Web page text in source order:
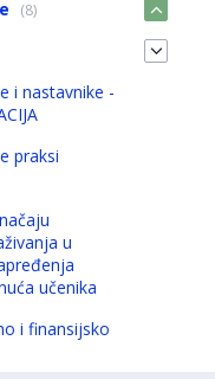
(8)
i nastavnike -
praksi
u
učenika
i finansijsko